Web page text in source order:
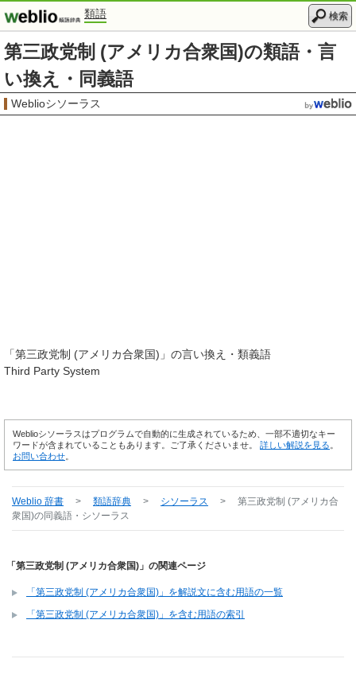
類語 検索
第三政党制 (アメリカ合衆国)の類語・言
い換え・同義語
Weblioシソーラス
「第三政党制 (アメリカ合衆国) 」の言い換え・類義語
Third Party System
Weblioシソーラスはプログラムで自動的に生成されているため、一部不適切なキー
ワードが含まれていることもあります。ご了承くださいませ。 詳しい解説を見る
お問い合わせ
Weblio 辞書 > 類語辞典 > シソーラス >
第三政党制 (アメリカ合
衆国)の同義語・シソーラス
「第三政党制 (アメリカ合衆国)」の関連ページ
「第三政党制 (アメリカ合衆国)」を解説文に含む用語の一覧
「第三政党制 (アメリカ合衆国)」を含む用語の索引